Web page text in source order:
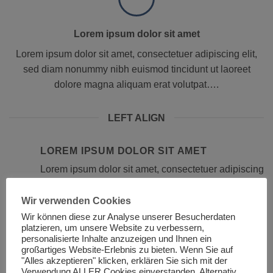
Lorem ipsum dolor sit amet
Lorem ipsum dolor sit amet, consectetuer adipiscing elit,
sed diam nonummy nibh euismod tincidunt ut laoreet
dolore magna aliquam erat volutpat….
LEFT ALIGN
LOREM IPSUM DOLOR SIT AMET
Lorem ipsum dolor sit amet, consectetuer adipiscing
laoreet dolore magna aliquam erat volutpat….
LOREM IPSUM DOLOR SIT AMET
Lorem ipsum dolor sit amet, consectetuer adipiscing
elit, sed diam nonummy nibh euismod tincidunt ut
Wir verwenden Cookies
Wir können diese zur Analyse unserer Besucherdaten
platzieren, um unsere Website zu verbessern,
personalisierte Inhalte anzuzeigen und Ihnen ein
großartiges Website-Erlebnis zu bieten. Wenn Sie auf
"Alles akzeptieren" klicken, erklären Sie sich mit der